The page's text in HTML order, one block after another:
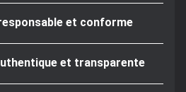
et conforme
et transparente